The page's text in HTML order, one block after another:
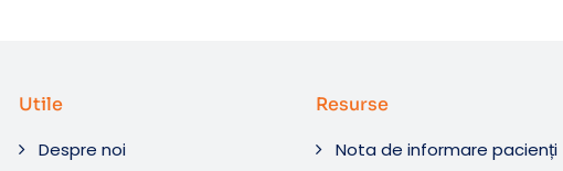
Utile
Despre noi
Resurse
Nota de informare pacienți